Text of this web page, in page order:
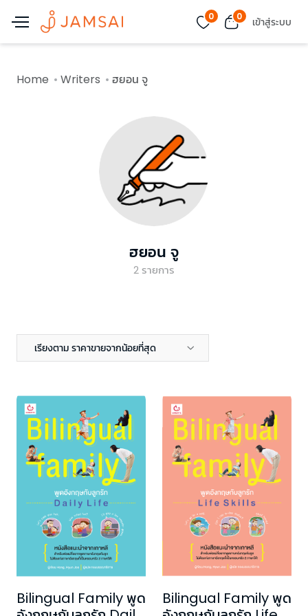
0 0 เข้าสู่ระบบ
Home Writers ฮยอน จู
ฮยอน จู
2รายการ
เรียงตาม ราคาขายจากน้อยที่สุด
Bilingual Family พูด
Bilingual Family พูด